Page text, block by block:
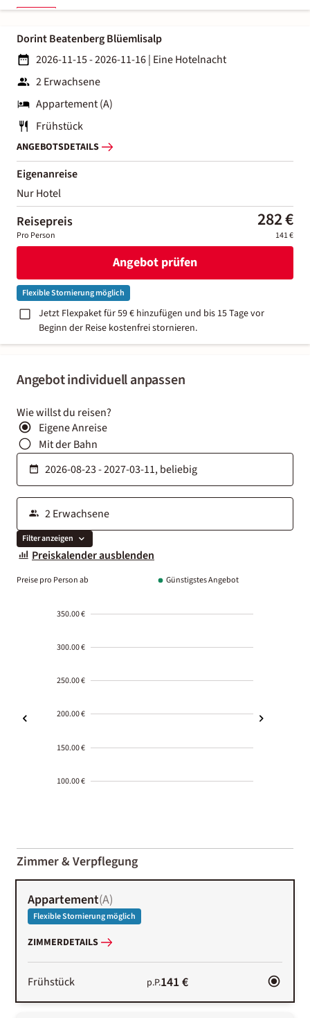
Angebot individuell anpassen
Wie willst du reisen?
Eigene Anreise
Mit der Bahn
Filter anzeigen
Preiskalender ausblenden
Preise pro Person ab Günstigstes Angebot
350.00 €
300.00 €
250.00 €
200.00 €
150.00 €
100.00 €
01-02
Zimmer & Verpflegung
Appartement(A)
Flexible Stornierung möglich
ZIMMERDETAILS
Frühstück p.P.141 €
Dorint Beatenberg Blüemlisalp
2026-11-15 - 2026-11-16| Eine Hotelnacht
2 Erwachsene
Appartement (A)
Frühstück
ANGEBOTSDETAILS
Eigenanreise
Nur Hotel
Reisepreis 282 €
Pro Person 141 €
Angebot prüfen
Flexible Stornierung möglich
Jetzt Flexpaket für 59 € hinzufügen und bis 15 Tage vor
Beginn der Reise kostenfrei stornieren.